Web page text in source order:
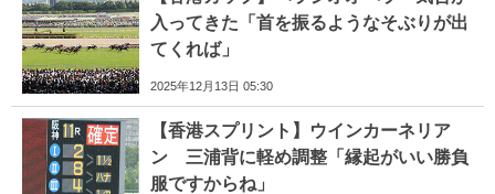
入ってきた「首を振るようなそぶりが出
てくれば」
2025年12月13日 05:30
【香港スプリント】ウインカーネリア
ン 三浦背に軽め調整「縁起がいい勝負
服ですからね」